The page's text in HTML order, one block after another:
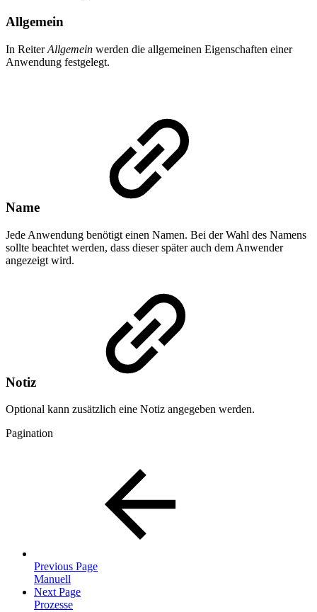
Allgemein
In ReiterAllgemein werden die allgemeinen Eigenschaften einer
Anwendung festgelegt.
Name
Jede Anwendung benötigt einen Namen. Bei der Wahl des Namens
sollte beachtet werden, dass dieser später auch dem Anwender
angezeigt wird.
Notiz
Optional kann zusätzlich eine Notiz angegeben werden.
Pagination
Previous Page
Manuell
Next Page
Prozesse